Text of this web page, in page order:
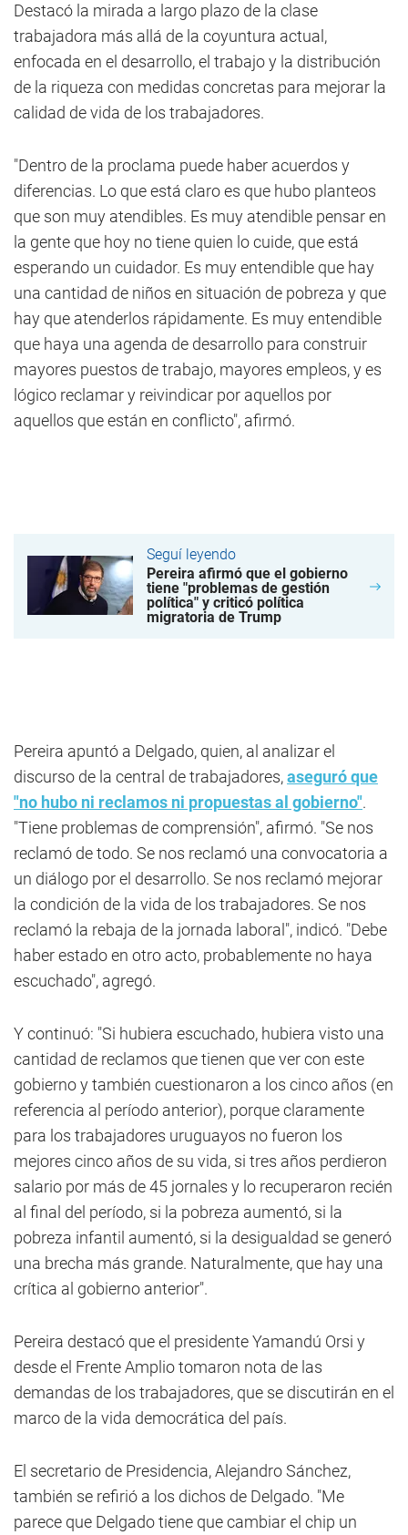
Destacó la mirada a largo plazo de la clase
trabajadora más allá de la coyuntura actual,
enfocada en el desarrollo, el trabajo y la distribución
de la riqueza con medidas concretas para mejorar la
calidad de vida de los trabajadores.
"Dentro de la proclama puede haber acuerdos y
diferencias. Lo que está claro es que hubo planteos
que son muy atendibles. Es muy atendible pensar en
la gente que hoy no tiene quien lo cuide, que está
esperando un cuidador. Es muy entendible que hay
una cantidad de niños en situación de pobreza y que
hay que atenderlos rápidamente. Es muy entendible
que haya una agenda de desarrollo para construir
mayores puestos de trabajo, mayores empleos, y es
lógico reclamar y reivindicar por aquellos por
aquellos que están en conflicto", afirmó.
Seguí leyendo
Pereira afirmó que el gobierno
tiene "problemas de gestión
política" y criticó política
migratoria de Trump
Pereira apuntó a Delgado, quien, al analizar el
discurso de la central de trabajadores,aseguró que
"no hubo ni reclamos ni propuestas al gobierno".
"Tiene problemas de comprensión", afirmó. "Se nos
reclamó de todo. Se nos reclamó una convocatoria a
un diálogo por el desarrollo. Se nos reclamó mejorar
la condición de la vida de los trabajadores. Se nos
reclamó la rebaja de la jornada laboral", indicó. "Debe
haber estado en otro acto, probablemente no haya
escuchado", agregó.
Y continuó: "Si hubiera escuchado, hubiera visto una
cantidad de reclamos que tienen que ver con este
gobierno y también cuestionaron a los cinco años (en
referencia al período anterior), porque claramente
para los trabajadores uruguayos no fueron los
mejores cinco años de su vida, si tres años perdieron
salario por más de 45 jornales y lo recuperaron recién
al final del período, si la pobreza aumentó, si la
pobreza infantil aumentó, si la desigualdad se generó
una brecha más grande. Naturalmente, que hay una
crítica al gobierno anterior".
Pereira destacó que el presidente Yamandú Orsi y
desde el Frente Amplio tomaron nota de las
demandas de los trabajadores, que se discutirán en el
marco de la vida democrática del país.
El secretario de Presidencia, Alejandro Sánchez,
también se refirió a los dichos de Delgado. "Me
parece que Delgado tiene que cambiar el chip un